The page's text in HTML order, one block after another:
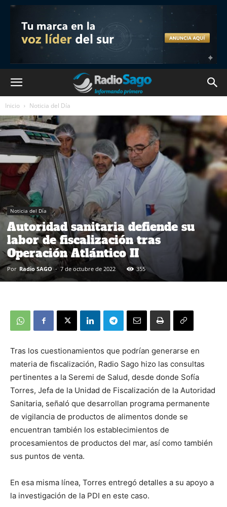
Inicio Noticia del Día
Noticia del Día
Autoridad sanitaria defiende su
labor de fiscalización tras
Operación Atlántico II
Por Radio SAGO - 7 de octubre de 2022 355
Tras los cuestionamientos que podrían generarse en
materia de fiscalización, Radio Sago hizo las consultas
pertinentes a la Seremi de Salud, desde donde Sofía
Torres, Jefa de la Unidad de Fiscalización de la Autoridad
Sanitaria, señaló que desarrollan programa permanente
de vigilancia de productos de alimentos donde se
encuentran también los establecimientos de
procesamientos de productos del mar, así como también
sus puntos de venta.
En esa misma línea, Torres entregó detalles a su apoyo a
la investigación de la PDI en este caso.